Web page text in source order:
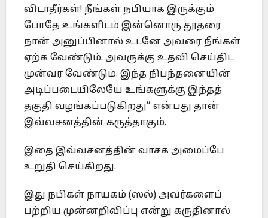
விடாதீர்கள்! நீங்கள் நபியாக இருக்கும்
போதே உங்களிடம் இன்னொரு தூதரை
நான் அனுப்பினால் உடனே அவரை நீங்கள்
ஏற்க வேண்டும். அவருக்கு உதவி செய்திட
முன்வர வேண்டும். இந்த நிபந்தனையின்
அடிப்படையிலேயே உங்களுக்கு இந்தத்
தகுதி வழங்கப்படுகிறது” என்பது தான்
இவ்வசனத்தின் கருத்தாகும்.
இதை இவ்வசனத்தின் வாசக அமைப்பே
உறுதி செய்கிறது.
இது நபிகள் நாயகம் (ஸல்) அவர்களைப்
பற்றிய முன்னறிவிப்பு என்று கருதினால்